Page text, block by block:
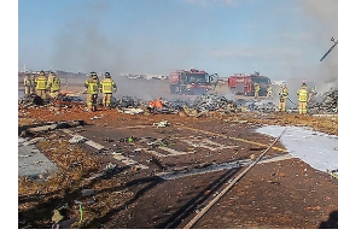
Doanh nghiệp 24h
Doanh nhân
Vì cộng đồng
Sành
Tin
Trải